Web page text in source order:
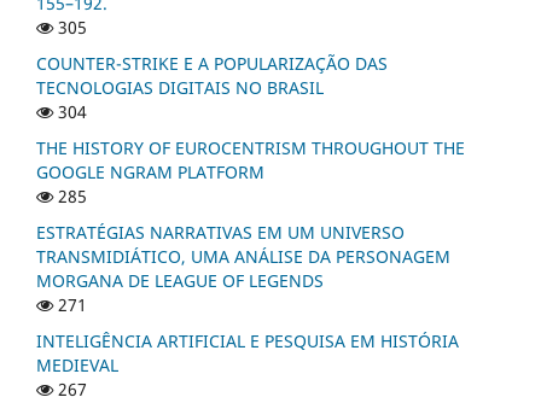
305
COUNTER-STRIKE E A POPULARIZAÇÃO DAS
TECNOLOGIAS DIGITAIS NO BRASIL
304
THE HISTORY OF EUROCENTRISM THROUGHOUT THE
GOOGLE NGRAM PLATFORM
285
ESTRATÉGIAS NARRATIVAS EM UM UNIVERSO
TRANSMIDIÁTICO, UMA ANÁLISE DA PERSONAGEM
MORGANA DE LEAGUE OF LEGENDS
271
INTELIGÊNCIA ARTIFICIAL E PESQUISA EM HISTÓRIA
MEDIEVAL
267